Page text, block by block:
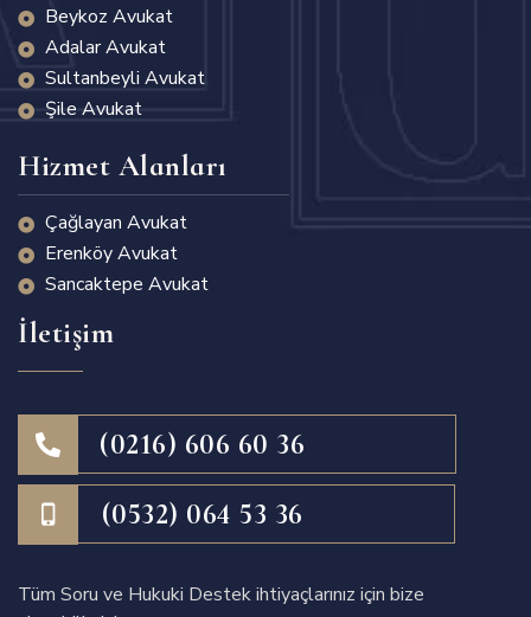
Beykoz Avukat
Adalar Avukat
Sultanbeyli Avukat
Şile Avukat
Hizmet Alanları
Çağlayan Avukat
Erenköy Avukat
Sancaktepe Avukat
İletişim
(0216) 606 60 36
(0532) 064 53 36
Tüm Soru ve Hukuki Destek ihtiyaçlarınız için bize